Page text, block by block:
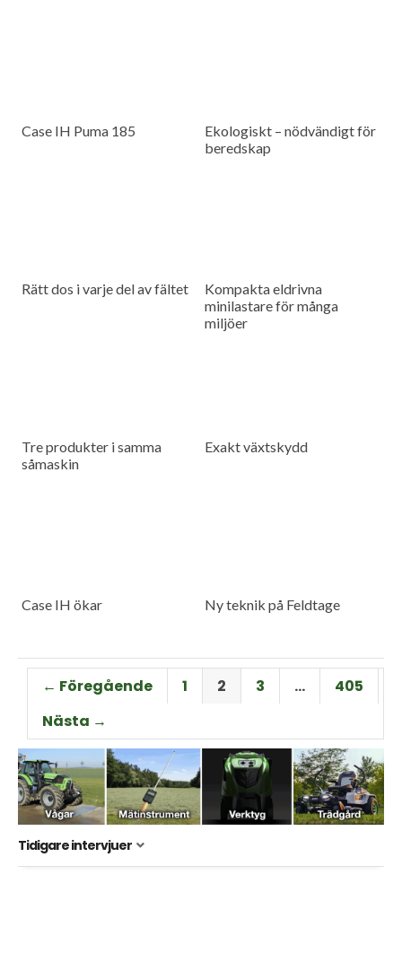
Case IH Puma 185
Ekologiskt – nödvändigt för
beredskap
Rätt dos i varje del av fältet
Kompakta eldrivna
minilastare för många
miljöer
Tre produkter i samma
såmaskin
Exakt växtskydd
Case IH ökar Ny teknik på Feldtage
← Föregående 1 2 3 …
405
Nästa →
Tidigare intervjuer